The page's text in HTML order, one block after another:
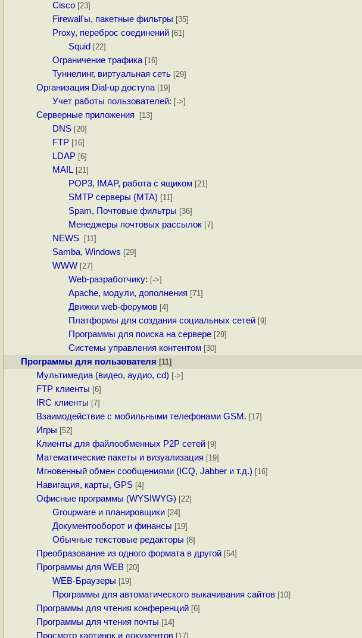
Cisco [23]
Firewall'ы, пакетные фильтры [35]
Proxy, переброс соединений [61]
Squid [22]
Ограничение трафика [16]
Туннелинг, виртуальная сеть [29]
Организация Dial-up доступа [19]
Учет работы пользователей: [->]
Серверные приложения [13]
DNS [20]
FTP [16]
LDAP [6]
MAIL [21]
POP3, IMAP, работа с ящиком [21]
SMTP серверы (MTA) [11]
Spam, Почтовые фильтры [36]
Менеджеры почтовых рассылок [7]
NEWS [11]
Samba, Windows [29]
WWW [27]
Web-разработчику: [->]
Apache, модули, дополнения [71]
Движки web-форумов [4]
Платформы для создания социальных сетей [9]
Программы для поиска на сервере [29]
Системы управления контентом [30]
Программы для пользователя [11]
Мультимедиа (видео, аудио, cd) [->]
FTP клиенты [6]
IRC клиенты [7]
Взаимодействие с мобильными телефонами GSM. [17]
Игры [52]
Клиенты для файлообменных P2P сетей [9]
Математические пакеты и визуализация [19]
Мгновенный обмен сообщениями (ICQ, Jabber и т.д.) [16]
Навигация, карты, GPS [4]
Офисные программы (WYSIWYG) [22]
Groupware и планировщики [24]
Документооборот и финансы [19]
Обычные текстовые редакторы [8]
Преобразование из одного формата в другой [54]
Программы для WEB [20]
WEB-Браузеры [19]
Программы для автоматического выкачивания сайтов [10]
Программы для чтения конференций [6]
Программы для чтения почты [14]
Просмотр картинок и документов [17]